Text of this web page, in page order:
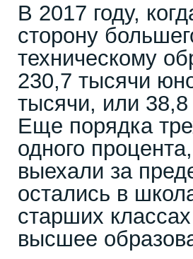
В 2017 году,
сторону
техническому
230,7 тысячи
тысячи, или
Еще порядка
одного
выехали за
остались в
старших
высшее